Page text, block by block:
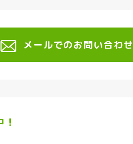
メールでのお問い合わせ